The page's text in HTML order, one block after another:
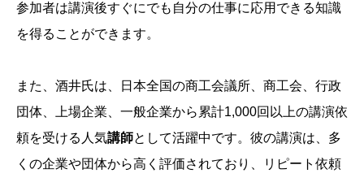
参加者は講演後すぐにでも自分の仕事に応用できる知識
を得ることができます。
また、酒井氏は、日本全国の商工会議所、商工会、行政
団体、上場企業、一般企業から累計1,000回以上の講演依
頼を受ける人気講師として活躍中です。彼の講演は、多
くの企業や団体から高く評価されており、リピート依頼